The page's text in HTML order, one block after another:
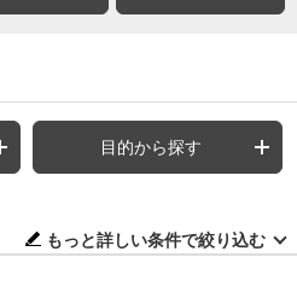
目的から探す
もっと詳しい条件で絞り込む